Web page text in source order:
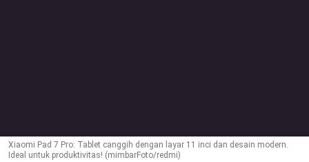
Xiaomi Pad 7 Pro: Tablet canggih dengan layar 11 inci dan desain modern.
Ideal untuk produktivitas! (mimbarFoto/redmi)